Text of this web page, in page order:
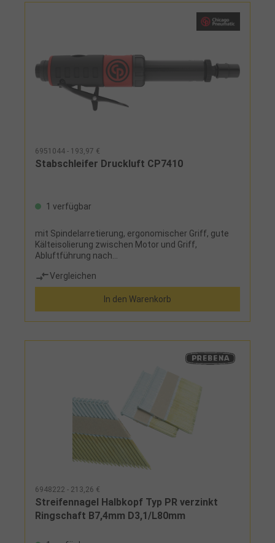
6951044 - 193,97 €
Stabschleifer Druckluft CP7410
1 verfügbar
mit Spindelarretierung, ergonomischer Griff, gute
Kälteisolierung zwischen Motor und Griff,
Abluftführung nach
Spannschlüssel, ohne Kupplungsnippel
Vergleichen
In den Warenkorb
6948222 - 213,26 €
Streifennagel Halbkopf Typ PR verzinkt
Ringschaft B7,4mm D3,1/L80mm